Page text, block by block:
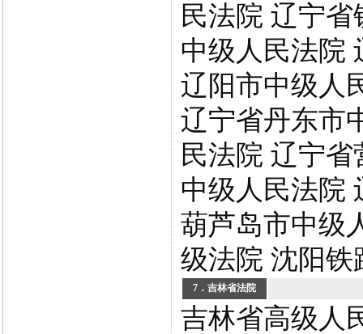
民法院 辽宁
中级人民法院
辽阳市中级人
辽宁省丹东市
民法院 辽宁
中级人民法院
葫芦岛市中级
级法院 沈阳铁
7．吉林省法院
吉林省高级人